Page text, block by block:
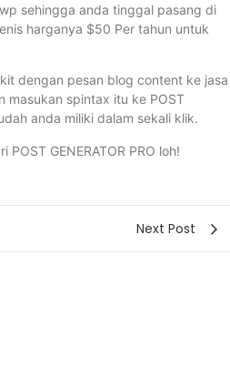
sehingga anda tinggal pasang di
harganya $50 Per tahun untuk
dengan pesan blog content ke jasa
masukan spintax itu ke POST
anda miliki dalam sekali klik.
GENERATOR PRO loh!
Next Post